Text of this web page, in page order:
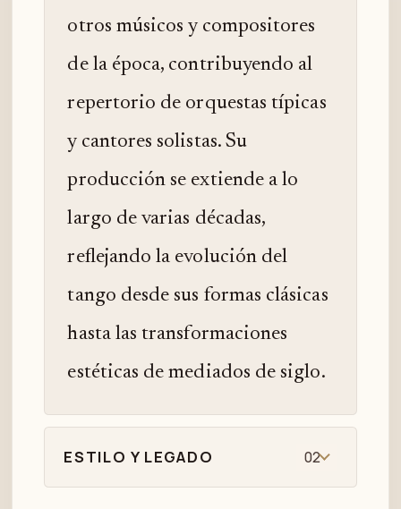
otros músicos y compositores
de la época, contribuyendo al
repertorio de orquestas típicas
y cantores solistas. Su
producción se extiende a lo
largo de varias décadas,
reflejando la evolución del
tango desde sus formas clásicas
hasta las transformaciones
estéticas de mediados de siglo.
ESTILO Y LEGADO 02